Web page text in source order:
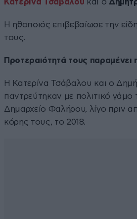
Κατερίνα Τσάβαλου και ο
Η ηθοποιός επιβεβαίωσε την
τους.
Προτεραιότητά τους παραμένει
Η Κατερίνα Τσάβαλου και ο
παντρεύτηκαν με πολιτικό γάμο
Δημαρχείο Φαλήρου, λίγο πριν
κόρης τους, το 2018.